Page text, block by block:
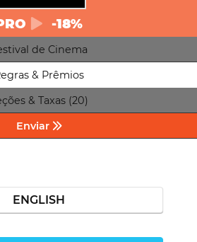
-18%
de Cinema
& Prêmios
& Taxas (20)
Enviar
ENGLISH